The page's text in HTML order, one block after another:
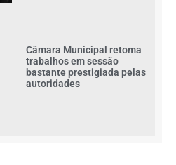
Câmara Municipal retoma
trabalhos em sessão
bastante prestigiada pelas
autoridades